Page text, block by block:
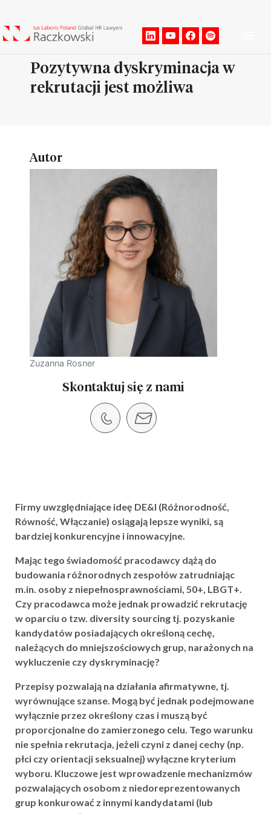
Pozytywna dyskryminacja w
rekrutacji jest możliwa
Autor
Zuzanna Rosner
Skontaktuj się z nami
Firmy uwzględniające ideę DE&I (Różnorodność,
Równość, Włączanie) osiągają lepsze wyniki, są
bardziej konkurencyjne i innowacyjne.
Mając tego świadomość pracodawcy dążą do
budowania różnorodnych zespołów zatrudniając
m.in. osoby z niepełnosprawnościami, 50+, LBGT+.
Czy pracodawca może jednak prowadzić rekrutację
w oparciu o tzw. diversity sourcing tj. pozyskanie
kandydatów posiadających określoną cechę,
należących do mniejszościowych grup, narażonych na
wykluczenie czy dyskryminację?
Przepisy pozwalają na działania afirmatywne, tj.
wyrównujące szanse. Mogą być jednak podejmowane
wyłącznie przez określony czas i muszą być
proporcjonalne do zamierzonego celu. Tego warunku
nie spełnia rekrutacja, jeżeli czyni z danej cechy (np.
płci czy orientacji seksualnej) wyłączne kryterium
wyboru. Kluczowe jest wprowadzenie mechanizmów
pozwalających osobom z niedoreprezentowanych
grup konkurować z innymi kandydatami (lub